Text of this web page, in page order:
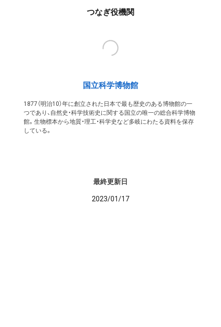
つなぎ役機関
国立科学博物館
1877（明治10）年に創立された日本で最も歴史のある博物館の一
つであり、自然史・科学技術史に関する国立の唯一の総合科学博物
館。生物標本から地質・理工・科学史など多岐にわたる資料を保存
している。
最終更新日
2023/01/17